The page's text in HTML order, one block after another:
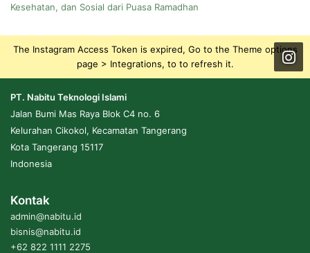
Kesehatan, dan Sosial dari Puasa Ramadhan
The Instagram Access Token is expired, Go to the Theme options
page > Integrations, to to refresh it.
PT. Nabitu Teknologi Islami
Jalan Bumi Mas Raya Blok C4 no. 6
Kelurahan Cikokol, Kecamatan Tangerang
Kota Tangerang 15117
Indonesia
Kontak
admin@nabitu.id
bisnis@nabitu.id
+62 822 1111 2275